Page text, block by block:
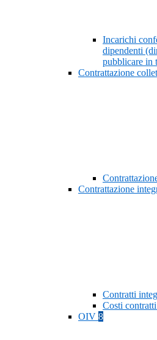
Incarichi
dipendenti
pubblicare in
Contrattazione
Contrattazione
Contratti
Costi
OIV 8